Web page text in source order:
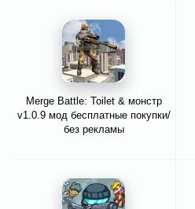
Merge Battle: Toilet & монстр
v1.0.9 мод бесплатные покупки/
без рекламы